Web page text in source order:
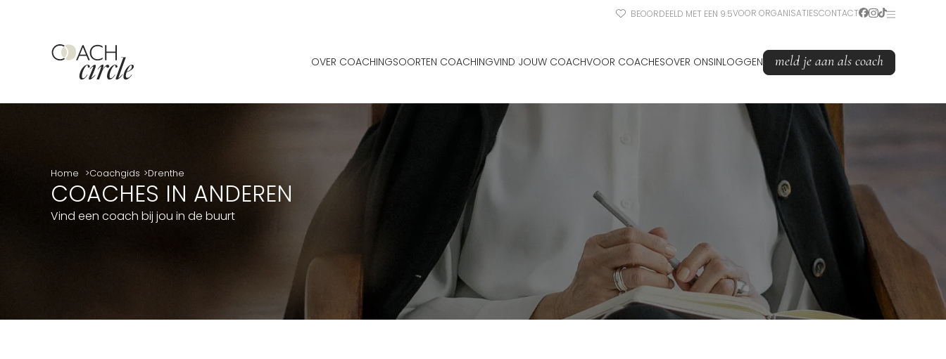
BEOORDEELD MET EEN 9.5VOOR ORGANISATIESCONTACT
OVER COACHINGSOORTEN COACHINGVIND JOUW COACHVOOR COACHESOVER ONSINLOGGEN meld je aan als coach
Home Coachgids Drenthe
COACHES IN ANDEREN
Vind een coach bij jou in de buurt